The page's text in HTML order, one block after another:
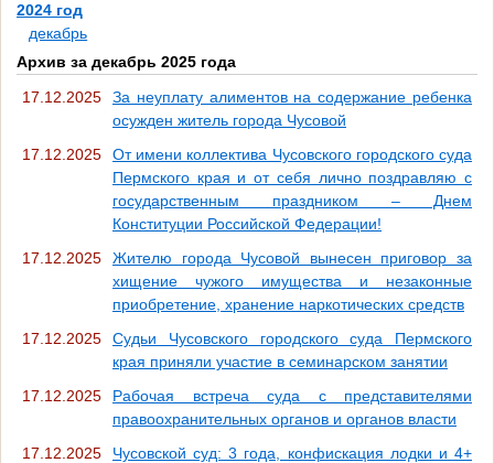
2024 год
декабрь
Архив за декабрь 2025 года
17.12.2025
За неуплату алиментов на содержание ребенка
осужден житель города Чусовой
17.12.2025
От имени коллектива Чусовского городского суда
Пермского края и от себя лично поздравляю с
государственным праздником – Днем
Конституции Российской Федерации!
17.12.2025
Жителю города Чусовой вынесен приговор за
хищение чужого имущества и незаконные
приобретение, хранение наркотических средств
17.12.2025
Судьи Чусовского городского суда Пермского
края приняли участие в семинарском занятии
17.12.2025
Рабочая встреча суда с представителями
правоохранительных органов и органов власти
17.12.2025
Чусовской суд: 3 года, конфискация лодки и 4+